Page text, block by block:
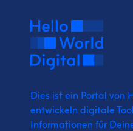
Dies ist ein Portal von
entwickeln digitale
Informationen für